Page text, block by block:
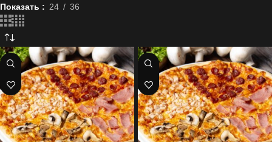
Показать
24 36